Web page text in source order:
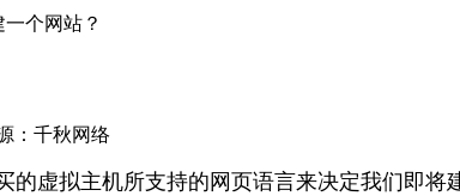
个网站？
：千秋网络
虚拟主机所支持的网页语言来决定我们即